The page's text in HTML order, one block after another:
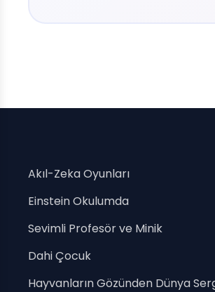
Akıl-Zeka Oyunları
Einstein Okulumda
Sevimli Profesör ve Minik
Dahi Çocuk
Hayvanların Gözünden Dünya